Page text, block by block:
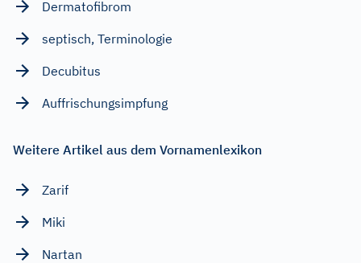
Dermatofibrom
septisch, Terminologie
Decubitus
Auffrischungsimpfung
Weitere Artikel aus dem Vornamenlexikon
Zarif
Miki
Nartan